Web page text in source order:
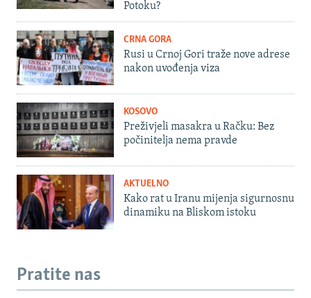
Potoku?
CRNA GORA
Rusi u Crnoj Gori traže nove adrese
nakon uvođenja viza
KOSOVO
Preživjeli masakra u Račku: Bez
počinitelja nema pravde
AKTUELNO
Kako rat u Iranu mijenja sigurnosnu
dinamiku na Bliskom istoku
Pratite nas